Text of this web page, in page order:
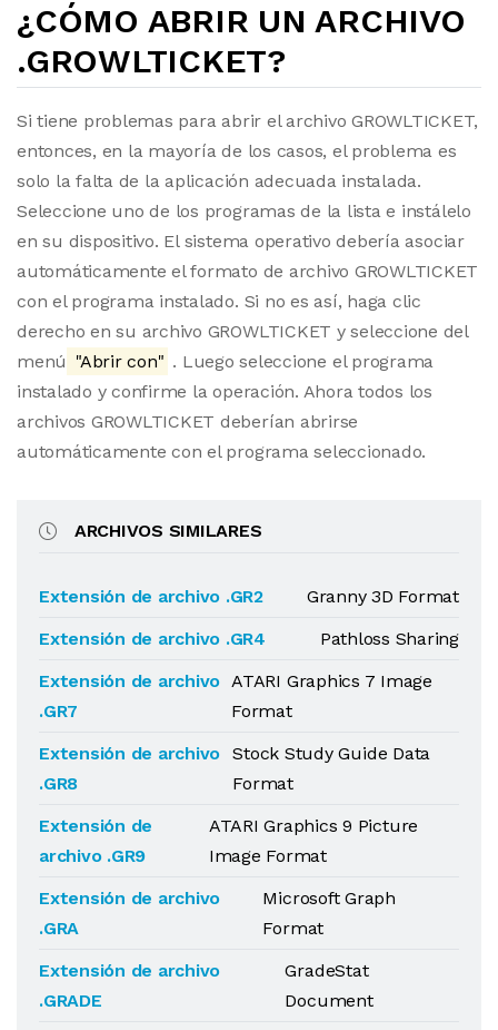
¿CÓMO ABRIR UN ARCHIVO
.GROWLTICKET?
Si tiene problemas para abrir el archivo GROWLTICKET,
entonces, en la mayoría de los casos, el problema es
solo la falta de la aplicación adecuada instalada.
Seleccione uno de los programas de la lista e instálelo
en su dispositivo. El sistema operativo debería asociar
automáticamente el formato de archivo GROWLTICKET
con el programa instalado. Si no es así, haga clic
derecho en su archivo GROWLTICKET y seleccione del
menú "Abrir con" . Luego seleccione el programa
instalado y confirme la operación. Ahora todos los
archivos GROWLTICKET deberían abrirse
automáticamente con el programa seleccionado.
ARCHIVOS SIMILARES
Extensión de archivo .GR2
Granny 3D Format
Extensión de archivo .GR4
Pathloss Sharing
Extensión de archivo
.GR7
ATARI Graphics 7 Image
Format
Extensión de archivo
.GR8
Stock Study Guide Data
Format
Extensión de
archivo .GR9
ATARI Graphics 9 Picture
Image Format
Extensión de archivo
.GRA
Microsoft Graph
Format
Extensión de archivo
.GRADE
GradeStat
Document